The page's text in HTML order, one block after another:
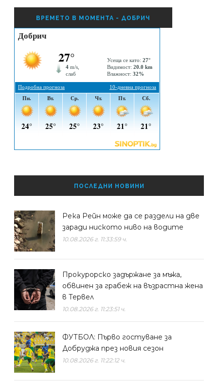
ВРЕМЕТО В МОМЕНТА - ДОБРИЧ
ПОСЛЕДНИ НОВИНИ
Река Рейн може да се раздели на две
заради ниското ниво на водите
10.08.2026 г. 11:33:59 ч.
Прокурорско задържане за мъжа,
обвинен за грабеж на възрастна жена
в Тервел
10.08.2026 г. 11:23:51 ч.
ФУТБОЛ: Първо гостуване за
Добруджа през новия сезон
10.08.2026 г. 11:22:12 ч.